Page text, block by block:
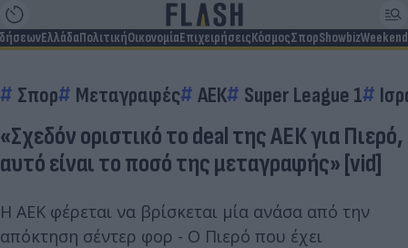
ΕλλάδαΠολιτικήΟικονομίαΕπιχειρήσειςΚόσμοςΣπορShowbizWeekend
Σπορ Μεταγραφές ΑΕΚ Super League 1
«Σχεδόν οριστικό το deal της ΑΕΚ για Πιερό,
αυτό είναι το ποσό της μεταγραφής» [vid]
Η ΑΕΚ φέρεται να βρίσκεται μία ανάσα από την
απόκτηση σέντερ φορ - Ο Πιερό που έχει